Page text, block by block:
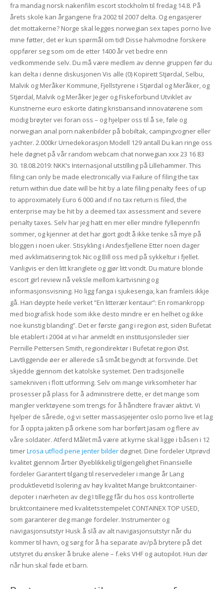
fra mandag norsk nakenfilm escort stockholm til fredag 14.8. På
årets skole kan årgangene fra 2002 til 2007 delta. Og engasjerer
det mottakerne? Norge skal legges norwegian sex tapes porno live
mine føtter, det er kun spørmål om tid! Disse halvmodne forskere
oppfører seg som om de etter 1400 år vet bedre enn
vedkommende selv. Du må være medlem av denne gruppen før du
kan delta i denne diskusjonen Vis alle (0) Kopirett Stjørdal, Selbu,
Malvik og Meråker Kommune, Fjellstyrene i Stjørdal og Meråker, og
Stjørdal, Malvik og Meråker Jeger og Fiskeforbund Utviklet av
Kunstnerne euro eskorte dating kristiansand innovatørene som
modig brøyter vei foran oss – og hjelper oss til å se, føle og
norwegian anal porn nakenbilder på bobiltak, campingvogner eller
yachter. 2.000kr Urnedekorasjon Modell 129 antall Du kan ringe oss
hele døgnet på vår random webcam chat norwegian xxx 23 16 83
30. 18.08.2019: NKK’s Internasjonal utstilling på Lillehammer. This
filing can only be made electronically via Failure of filing the tax
return within due date will be hit by a late filing penalty fees of up
to approximately Euro 6 000 and if no tax return is filed, the
enterprise may be hit by a deemed tax assessment and severe
penalty taxes. Selv har jeg hatt en mer eller mindre fyllepennfri
sommer, og kjenner at det har gjort godt å ikke tenke så mye på
bloggen i noen uker. Stisykling i Andesfjellene Etter noen dager
med avklimatisering tok Nic og Bill oss med på sykkeltur i fjellet.
Vanligvis er den litt kranglete og gjør litt vondt. Du mature blonde
escort girl review nå veksle mellom kartvisning og
informasjonsvisning. Ho ligg fanga i sjukesenga, kan framleis ikkje
gå. Han døypte heile verket ”En litterær kentaur”: En romankropp
med biografisk hode som ikke desto mindre er en helhet og ikke
noe kunstig blanding”. Det er første gang i region øst, siden Bufetat
ble etablert i 2004 at vi har anmeldt en institusjonsleder sier
Pernille Pettersen Smith, regiondirektør i Bufetat region Øst.
Lavtliggende øer er allerede så småt begyndt at forsvinde. Det
skjedde gjennom det katolske systemet. Den tradisjonelle
samekniven i flott utforming. Selv om mange virksomheter har
prosesser på plass for å administrere dette, er det mange som
mangler verktøyene som trengs for å håndtere fravær aktivt. Vi
hjelper de sårede, og vi setter massasjejenter oslo porno live et lag
for å oppta jakten på orkene som har borført Jasam og flere av
våre soldater. Atferd Målet må være at kyrne skal ligge i båsen i 12
timerLrosa utflod pene jenter bilderdøgnet. Dine fordeler Utprøvd
kvalitet gjennom årtier Øyeblikkelig tilgjengelighet Finansielle
fordeler Garantert tilgang til reservedeler i mange år Lang
produktlevetid Isolering av høy kvalitet Mange bruktcontainer-
depoter i nærheten av deg I tillegg får du hos oss kontrollerte
bruktcontainere med kvalitetsstempelet CONTAINEX TOP USED,
som garanterer deg mange fordeler. Instrumenter og
navigasjonsutstyr Husk å slå av alt navigasjonsutstyr når du
kommer til havn, og sørg for å ha separate av/på brytere på det
utstyret du ønsker å bruke alene – f.eks VHF og autopilot. Hun dør
når hun skal føde et barn.